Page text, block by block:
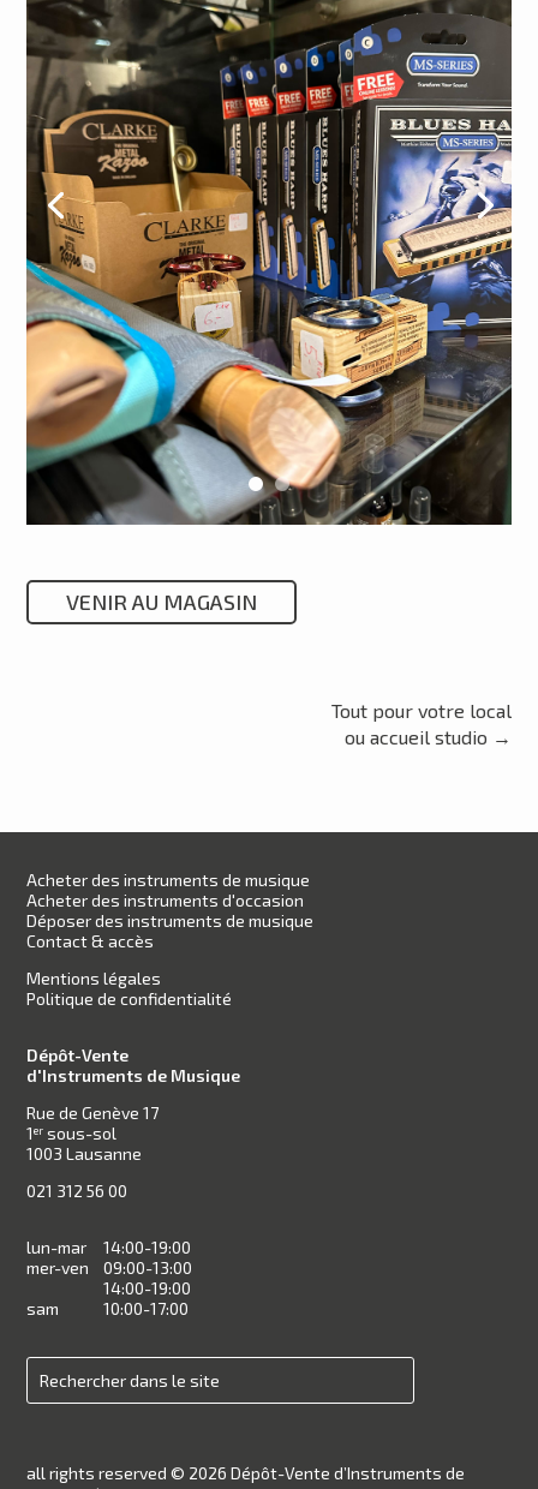
VENIR AU MAGASIN
Tout pour votre local
ou accueil studio →
Acheter des instruments de musique
Acheter des instruments d'occasion
Déposer des instruments de musique
Contact & accès
Mentions légales
Politique de confidentialité
Dépôt-Vente
d'Instruments de Musique
Rue de Genève 17
1er sous-sol
1003 Lausanne
021 312 56 00
lun-mar
14:00-19:00
mer-ven
09:00-13:00
14:00-19:00
sam
10:00-17:00
all rights reserved © 2026 Dépôt-Vente d’Instruments de